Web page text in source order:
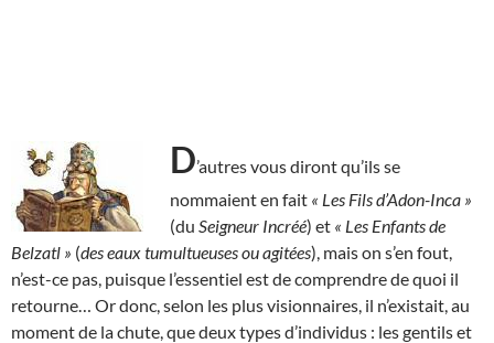
D’autres vous diront qu’ils se
nommaient en fait « Les Fils d’Adon-Inca »
(du Seigneur Incréé) et « Les Enfants de
Belzatl » (des eaux tumultueuses ou agitées), mais on s’en fout,
n’est-ce pas, puisque l’essentiel est de comprendre de quoi il
retourne… Or donc, selon les plus visionnaires, il n’existait, au
moment de la chute, que deux types d’individus : les gentils et